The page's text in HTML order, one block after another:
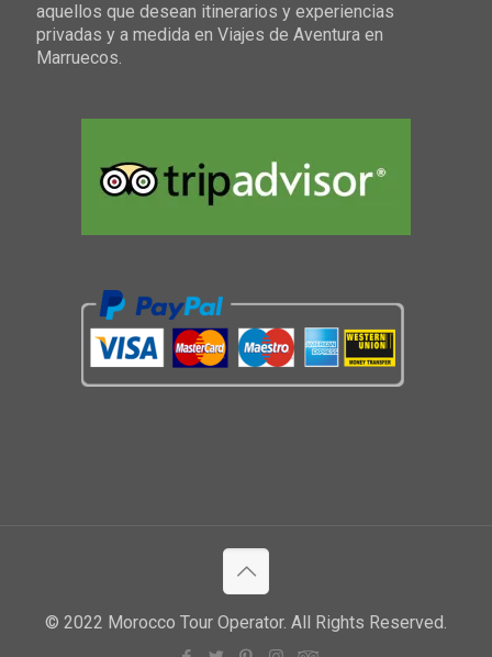
aquellos que desean itinerarios y experiencias
privadas y a medida en Viajes de Aventura en
Marruecos.
© 2022 Morocco Tour Operator. All Rights Reserved.